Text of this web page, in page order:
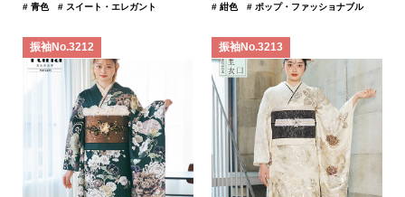
# 青色 # スイート・エレガント # 紺色 # ポップ・ファッショナブル
振袖No.3212 振袖No.3213